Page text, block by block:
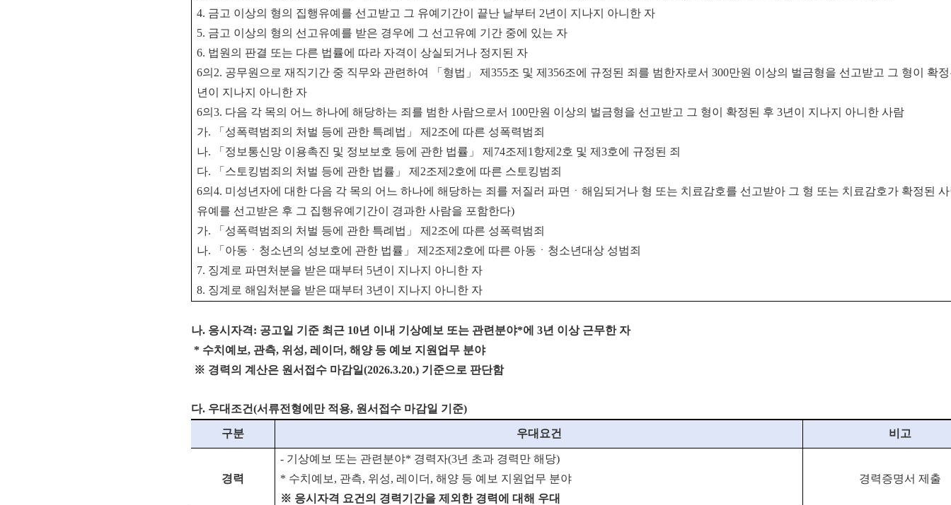
4. 금고 이상의 형의 집행유예를 선고받고 그 유예기간이 끝난 날부터 2년이 지나지 아니한 자
5. 금고 이상의 형의 선고유예를 받은 경우에 그 선고유예 기간 중에 있는 자
6. 법원의 판결 또는 다른 법률에 따라 자격이 상실되거나 정지된 자
6의 2. 공무원으로 재직기간 중 직무와 관련하여 「 형법 」 제 355조 및 제 356조에 규정된 죄를 범한자로서 300만원 이상의 벌금형을 선고받고 그 형이 확
년이 지나지 아니한 자
6의 3. 다음 각 목의 어느 하나에 해당하는 죄를 범한 사람으로서 100만원 이상의 벌금형을 선고받고 그 형이 확정된 후 3년이 지나지 아니한 사람
가. 「 성폭력범죄의 처벌 등에 관한 특례법 」 제 2조에 따른 성폭력범죄
나. 「 정보통신망 이용촉진 및 정보보호 등에 관한 법률 」 제 74조제 1 항제 2호 및 제 3호에 규정된 죄
다. 「 스토킹범죄의 처벌 등에 관한 법률 」 제 2조제 2호에 따른 스토킹범죄
6의 4. 미성년자에 대한 다음 각 목의 어느 하나에 해당하는 죄를 저질러 파면ㆍ해임되거나 형 또는 치료감호를 선고받아 그 형 또는 치료감호가 확정된
유예를 선고받은 후 그 집행유예기간이 경과한 사람을 포함한다)
가. 「 성폭력범죄의 처벌 등에 관한 특례법 」 제 2조에 따른 성폭력범죄
나. 「 아동ㆍ청소년의 성보호에 관한 법률 」 제 2조제 2호에 따른 아동ㆍ청소년대상 성범죄
7. 징계로 파면처분을 받은 때부터 5년이 지나지 아니한 자
8. 징계로 해임처분을 받은 때부터 3년이 지나지 아니한 자
나. 응시자격: 공고일 기준 최근 10년 이내 기상예보 또는 관련분야*에 3년 이상 근무한 자
* 수치예보, 관측, 위성, 레이더, 해양 등 예보 지원업무 분야
※ 경력의 계산은 원서접수 마감일(2026.3.20.) 기준으로 판단함
다. 우대조건(서류전형에만 적용, 원서접수 마감일 기준)
구분 우대요건 비고
경력
- 기상예보 또는 관련분야* 경력자(3년 초과 경력만 해당)
* 수치예보 , 관측, 위성, 레이더 , 해양 등 예보 지원업무 분야
※ 응시자격 요건의 경력기간을 제외한 경력에 대해 우대
경력증명서 제출